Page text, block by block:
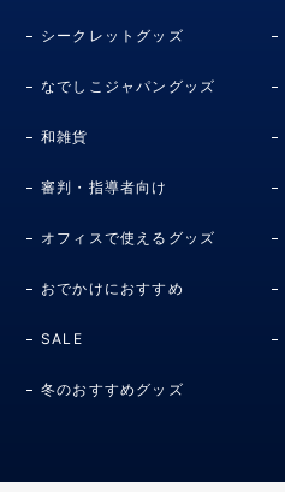
シークレットグッズ
なでしこジャパングッズ
和雑貨
審判・指導者向け
オフィスで使えるグッズ
おでかけにおすすめ
SALE
冬のおすすめグッズ